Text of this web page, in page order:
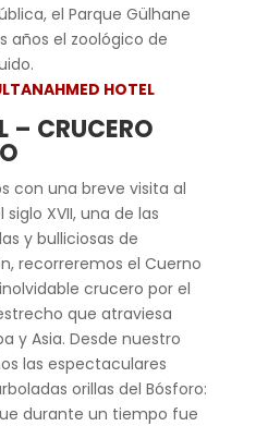
el Parque Gülhane
años el zoológico de
HOTEL
– CRUCERO
con una breve visita al
XVII, una de las
y bulliciosas de
recorreremos el Cuerno
crucero por el
que atraviesa
y Asia. Desde nuestro
las espectaculares
orillas del Bósforo:
durante un tiempo fue